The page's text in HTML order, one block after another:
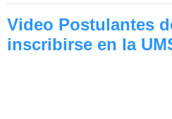
Video Postulantes
inscribirse en la